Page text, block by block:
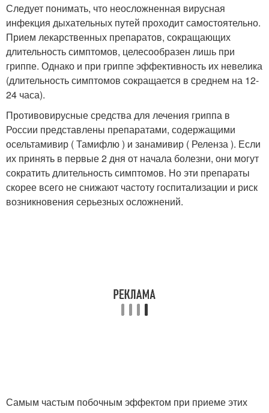
Следует понимать, что неосложненная вирусная
инфекция дыхательных путей проходит самостоятельно.
Прием лекарственных препаратов, сокращающих
длительность симптомов, целесообразен лишь при
гриппе. Однако и при гриппе эффективность их невелика
(длительность симптомов сокращается в среднем на 12-
24 часа).
Противовирусные средства для лечения гриппа в
России представлены препаратами, содержащими
осельтамивир ( Тамифлю ) и занамивир ( Реленза ). Если
их принять в первые 2 дня от начала болезни, они могут
сократить длительность симптомов. Но эти препараты
скорее всего не снижают частоту госпитализации и риск
возникновения серьезных осложнений.
Самым частым побочным эффектом при приеме этих